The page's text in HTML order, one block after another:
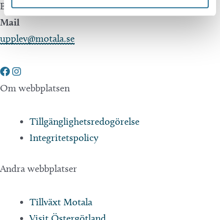
Besöksservice 0141 - 10 1 2 05
Mail
upplev@motala.se
Om webbplatsen
Tillgänglighetsredogörelse
Integritetspolicy
Andra webbplatser
Tillväxt Motala